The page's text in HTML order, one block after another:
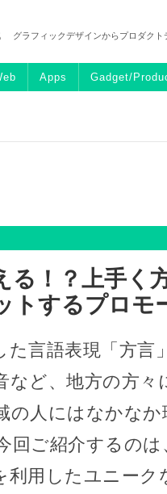
グラフィックデザインからプロダク
Apps Gadget/
る！？上手く
トするプロモ
た言語表現「方言
など、地方の方々
の人にはなかな
回ご紹介するの
利用したユニーク